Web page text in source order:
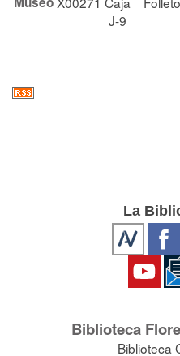
J-9
La
Biblioteca
Biblioteca